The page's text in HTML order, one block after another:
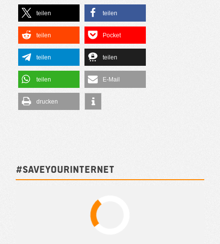
teilen teilen
teilen Pocket
teilen teilen
teilen E-Mail
drucken
#SAVEYOURINTERNET